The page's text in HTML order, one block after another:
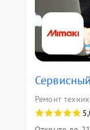
Ремонт